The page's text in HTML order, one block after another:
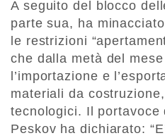
A seguito del blocco
parte sua, ha
le restrizioni
che dalla metà del
l’importazione e
materiali da
tecnologici. Il portavoce
Peskov ha dichiarato: